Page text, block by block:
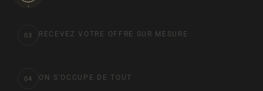
03 RECEVEZ VOTRE OFFRE SUR MESURE
04 ON S’OCCUPE DE TOUT